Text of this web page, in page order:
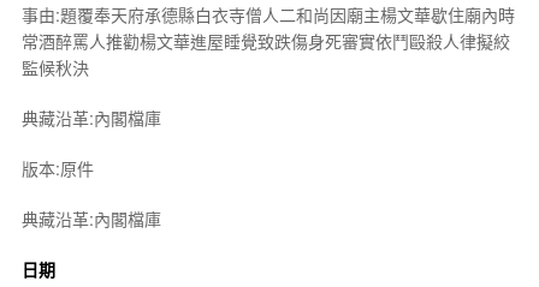
事由:題覆奉天府承德縣白衣寺僧人二和尚因廟主楊文華歇住廟內時
常酒醉罵人推勸楊文華進屋睡覺致跌傷身死審實依鬥毆殺人律擬絞
監候秋決
典藏沿革:內閣檔庫
版本:原件
典藏沿革:內閣檔庫
日期